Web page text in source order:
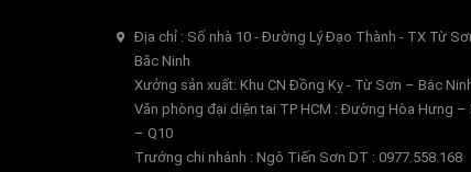
Địa chỉ : Số nhà 10 - Đường Lý Đạo Thành - TX Từ
Băc Ninh
Xưởng sản xuất: Khu CN Đồng Kỵ - Từ Sơn – Bắc
Văn phòng đại diện tai TP HCM : Đường Hòa Hưng –
– Q10
Trướng chi nhánh : Ngô Tiến Sơn DT : 0977.558.168